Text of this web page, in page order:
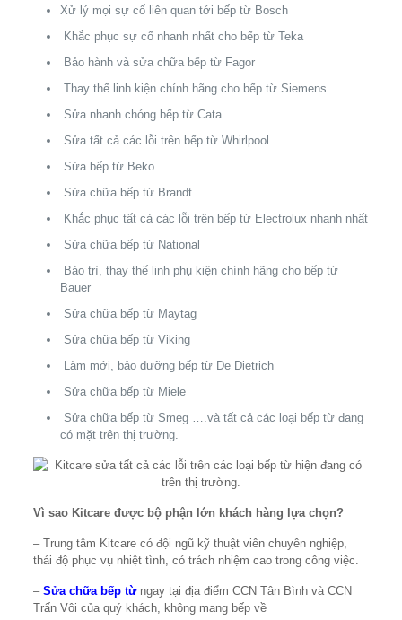
Xử lý mọi sự cố liên quan tới bếp từ Bosch
Khắc phục sự cố nhanh nhất cho bếp từ Teka
Bảo hành và sửa chữa bếp từ Fagor
Thay thế linh kiện chính hãng cho bếp từ Siemens
Sửa nhanh chóng bếp từ Cata
Sửa tất cả các lỗi trên bếp từ Whirlpool
Sửa bếp từ Beko
Sửa chữa bếp từ Brandt
Khắc phục tất cả các lỗi trên bếp từ Electrolux nhanh nhất
Sửa chữa bếp từ National
Bảo trì, thay thế linh phụ kiện chính hãng cho bếp từ
Bauer
Sửa chữa bếp từ Maytag
Sửa chữa bếp từ Viking
Làm mới, bảo dưỡng bếp từ De Dietrich
Sửa chữa bếp từ Miele
Sửa chữa bếp từ Smeg ….và tất cả các loại bếp từ đang
có mặt trên thị trường.
Vì sao Kitcare được bộ phận lớn khách hàng lựa chọn?
– Trung tâm Kitcare có đội ngũ kỹ thuật viên chuyên nghiệp,
thái độ phục vụ nhiệt tình, có trách nhiệm cao trong công việc.
–Sửa chữa bếp từngay tại địa điểm CCN Tân Bình và CCN
Trấn Vôi của quý khách, không mang bếp về